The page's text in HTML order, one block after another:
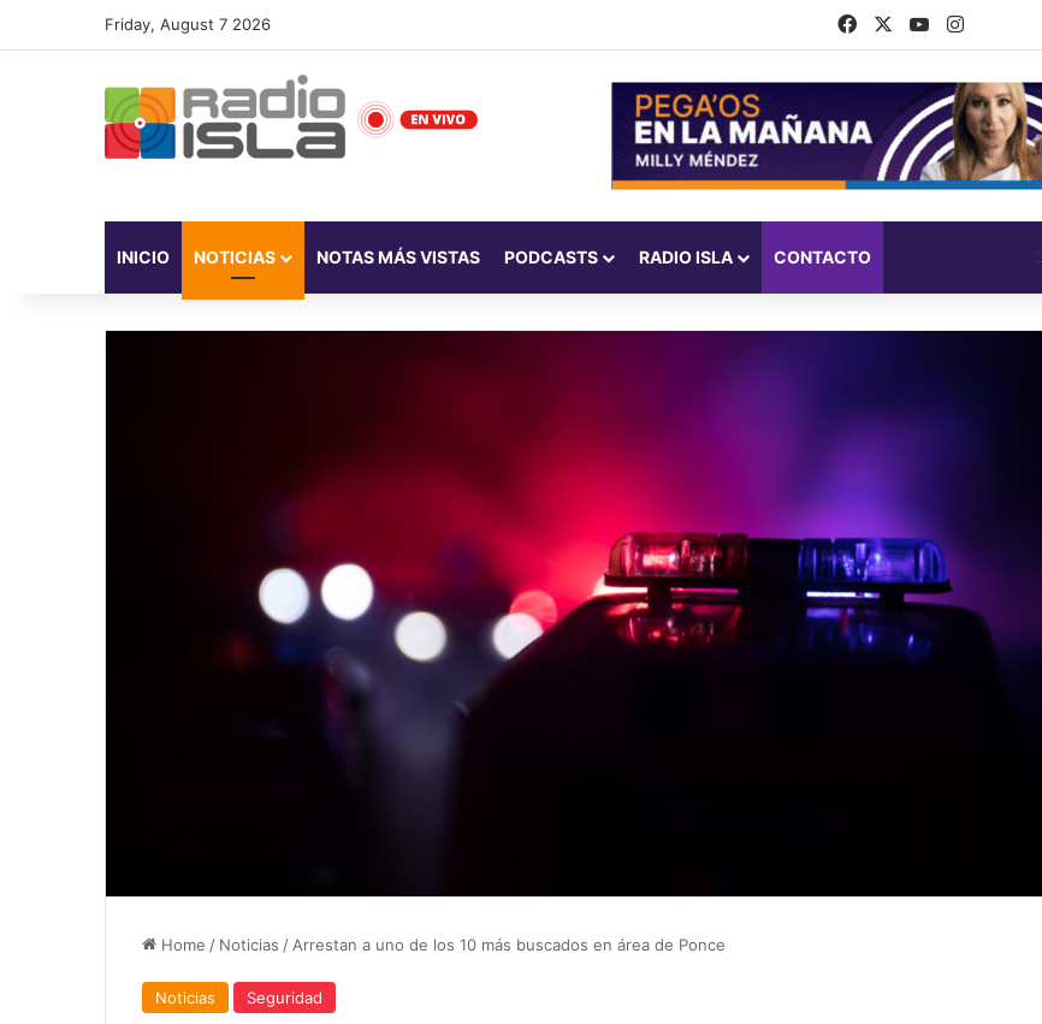
Friday, August 7 2026 FacebookYouTubeInstagram
INICIO NOTICIAS NOTAS MÁS VISTAS PODCASTS RADIO ISLA CONTACTO
Home / Noticias / Arrestan a uno de los 10 más buscados en área de Ponce
Noticias Seguridad